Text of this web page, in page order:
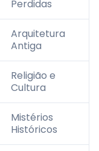
Perdidas
Arquitetura
Antiga
Religião e
Cultura
Mistérios
Históricos